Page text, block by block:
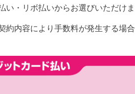
い・リボ払いからお選びいただけ
内容により手数料が発生する場